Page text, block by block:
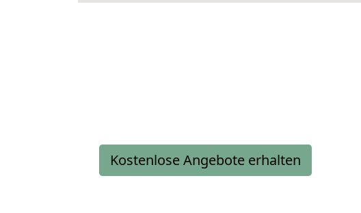
Kostenlose Angebote erhalten